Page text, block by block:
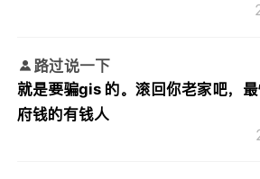
路过说一下
就是要骗gis 的。滚回你老家吧，
府钱的有钱人